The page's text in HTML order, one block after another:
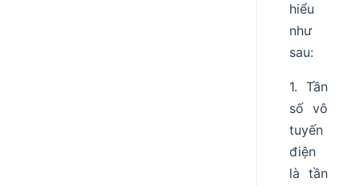
hiểu
như
sau:
1. Tần
số vô
tuyến
điện
là tần